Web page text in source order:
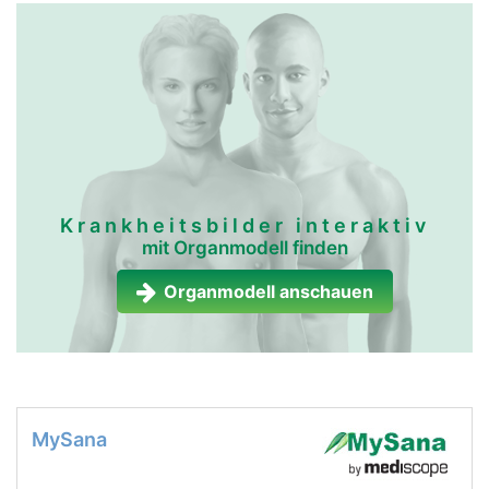
Krankheitsbilder interaktiv
mit Organmodell finden
Organmodell anschauen
MySana